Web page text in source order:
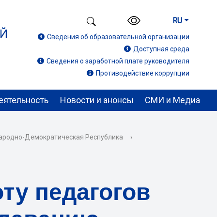
RU
Сведения об образовательной организации
Доступная среда
Сведения о заработной плате руководителя
Противодействие коррупции
Новости и анонсы СМИ и Медиа
Демократическая Республика
›
педагогов